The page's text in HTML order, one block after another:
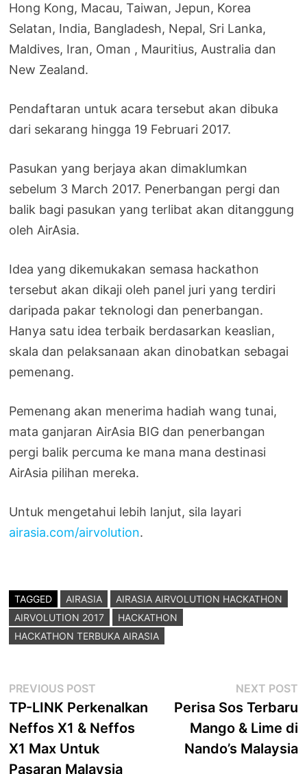
Hong Kong, Macau, Taiwan, Jepun, Korea
Selatan, India, Bangladesh, Nepal, Sri Lanka,
Maldives, Iran, Oman , Mauritius, Australia dan
New Zealand.
Pendaftaran untuk acara tersebut akan dibuka
dari sekarang hingga 19 Februari 2017.
Pasukan yang berjaya akan dimaklumkan
sebelum 3 March 2017. Penerbangan pergi dan
balik bagi pasukan yang terlibat akan ditanggung
oleh AirAsia.
Idea yang dikemukakan semasa hackathon
tersebut akan dikaji oleh panel juri yang terdiri
daripada pakar teknologi dan penerbangan.
Hanya satu idea terbaik berdasarkan keaslian,
skala dan pelaksanaan akan dinobatkan sebagai
pemenang.
Pemenang akan menerima hadiah wang tunai,
mata ganjaran AirAsia BIG dan penerbangan
pergi balik percuma ke mana mana destinasi
AirAsia pilihan mereka.
Untuk mengetahui lebih lanjut, sila layari
airasia.com/airvolution.
TAGGED AIRASIA
AIRASIA AIRVOLUTION HACKATHON
AIRVOLUTION 2017
HACKATHON
HACKATHON TERBUKA AIRASIA
Post
navigation
PREVIOUS POST
post:
TP-LINK Perkenalkan
Neffos X1 & Neffos
X1 Max Untuk
Pasaran Malaysia
NEXT POST
Perisa Sos Terbaru
Mango & Lime di
Nando’s Malaysia